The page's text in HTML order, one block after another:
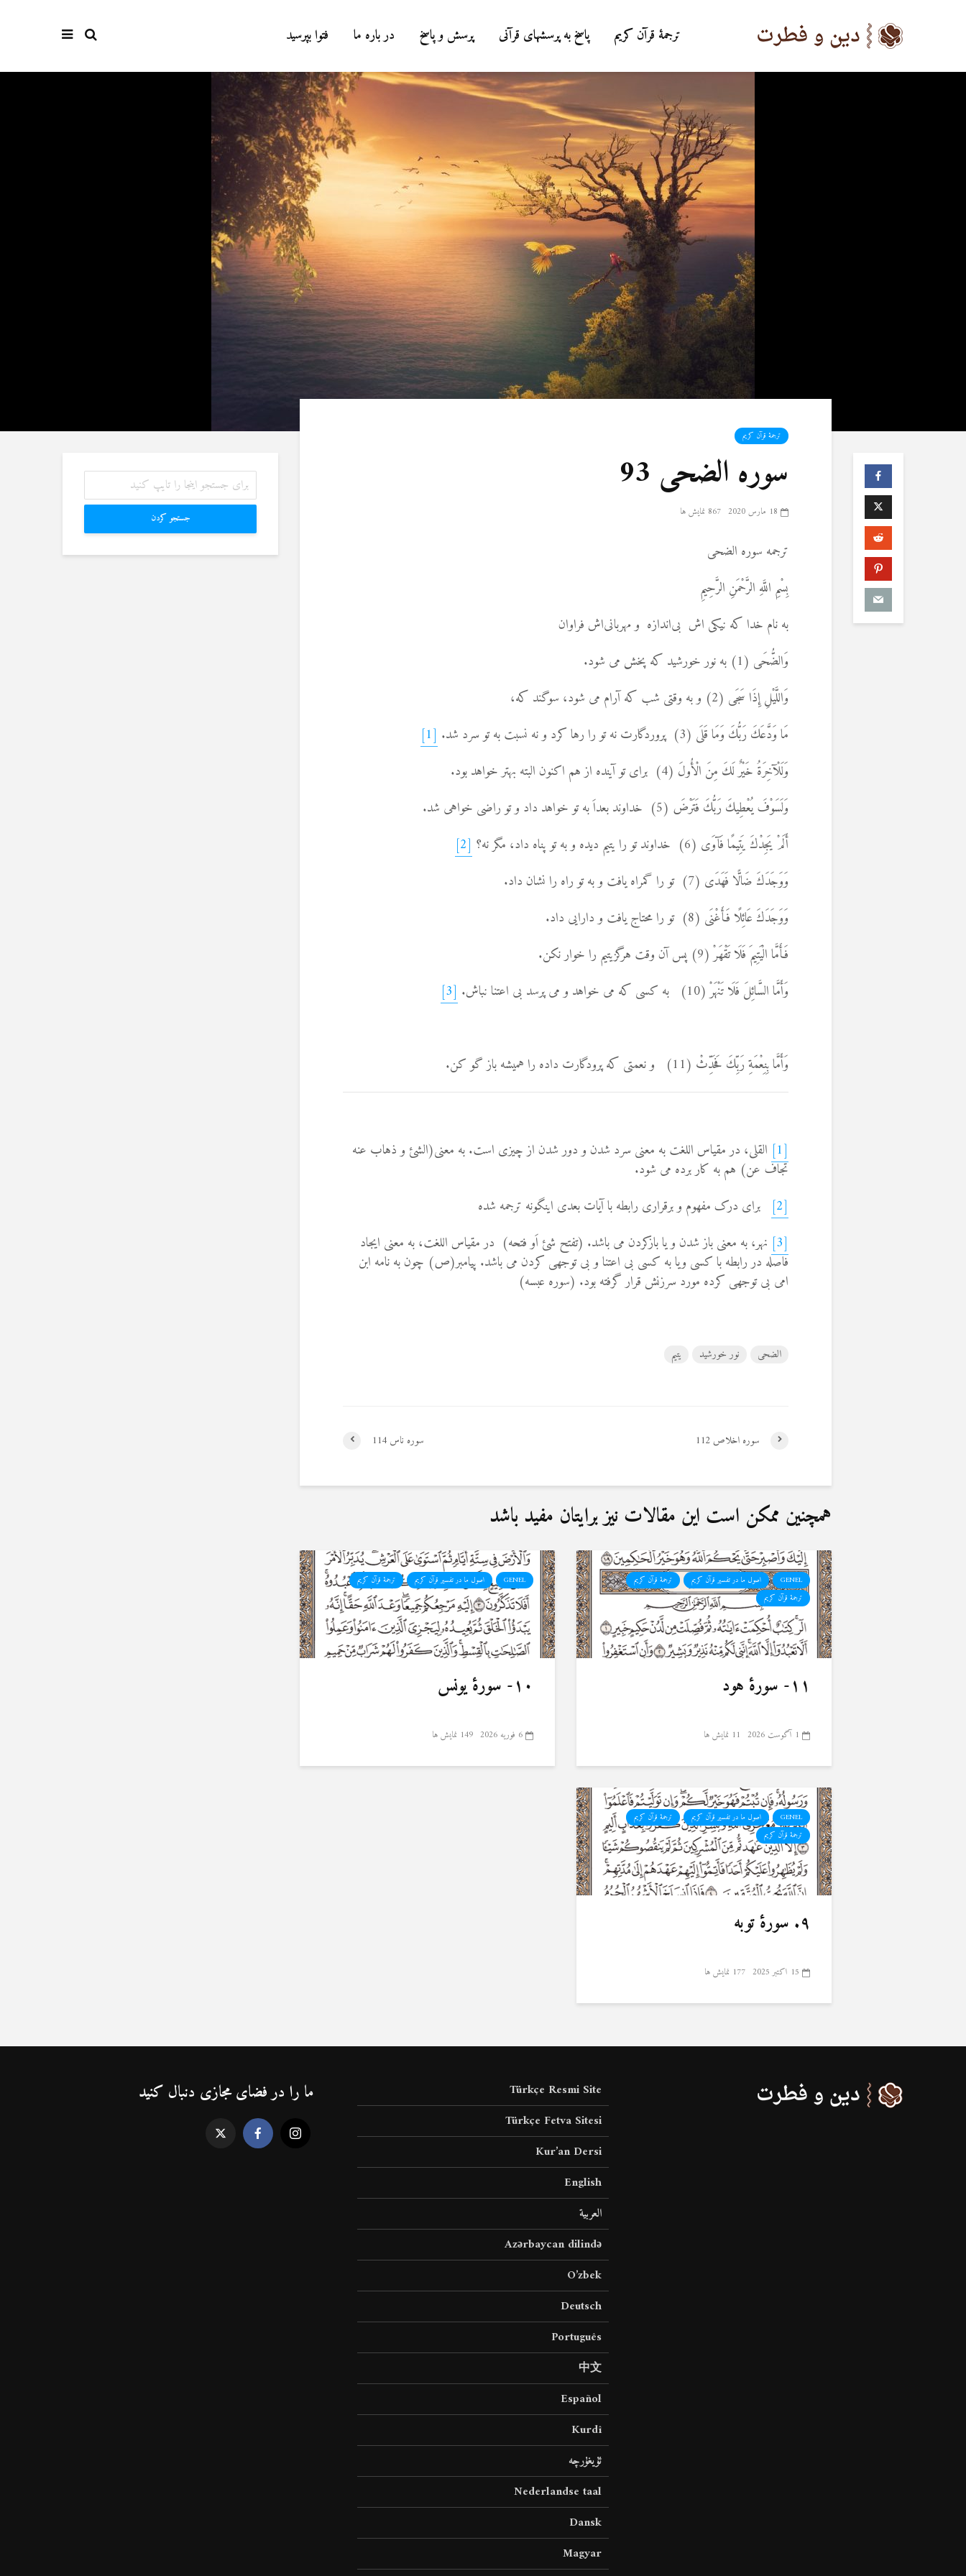
ترجمۀ قرآن کریم پاسخ به پرسشهای قرآنی پرسش و پاسخ در باره ما فتوا بپرسید
ترجمۀ قرآن کریم
سوره الضحی 93
18 مارس 2020 867 نمایش ها
ترجمه سوره الضحی
بِسْمِ اللَّهِ الرَّحْمَنِ الرَّحِيمِ
به نام خدا که نیکی اش بی‌اندازه و مهربانی‌اش فراوان
وَالضُّحَى (1) به نور خورشید که پخش می شود.
وَاللَّيْلِ إِذَا سَجَى (2) و به وقتی شب که آرام می شود، سوگند که،
مَا وَدَّعَكَ رَبُّكَ وَمَا قَلَى (3) پروردگارت نه تو را رها کرد و نه نسبت به تو سرد شد.
[1]
وَلَلْآخِرَةُ خَيْرٌ لَكَ مِنَ الْأُولَ (4) برای تو آینده از هم اکنون البته بهتر خواهد بود.
وَلَسَوْفَ يُعْطِيكَ رَبُّكَ فَتَرْضَ (5) خداوند بعداَ به تو خواهد داد و تو راضی خواهی شد.
أَلَمْ يَجِدْكَ يَتِيمًا فَآوَى (6) خداوند تو را یتیم دیده و به تو پناه داد، مگر نه؟
[2]
وَوَجَدَكَ ضَالًّا فَهَدَى (7) تو را گمراه یافت و به تو راه را نشان داد.
وَوَجَدَكَ عَائِلًا فَأَغْنَى (8) تو را محتاج یافت و دارایی داد.
فَأَمَّا الْيَتِيمَ فَلَا تَقْهَرْ (9) پس آن وقت هرگزیتیم را خوار نکن.
وَأَمَّا السَّائِلَ فَلَا تَنْهَرْ (10) به کسی که می خواهد و می پرسد بی اعتنا نباش.
[3]
وَأَمَّا بِنِعْمَةِ رَبِّكَ فَحَدِّثْ (11) و نعمتی که پرودگارت داده را همیشه باز گو کن.
[1]
القلی، در مقیاس اللغت به معنی سرد شدن و دور شدن از چیزی است. به معنی(الشئ و ذهاب عنه
تجاف عن) هم به کار برده می شود.
[2]
برای درک مفهوم و برقراری رابطه با آیات بعدی اینگونه ترجمه شده
[3]
نهر، به معنی باز شدن و یا بازکردن می باشد. (تفتح شئ اَو فتحه) در مقیاس اللغت، به معنی ایجاد
فاصله در رابطه با کسی ویا به کسی بی اعتنا و بی توجهی کردن می باشد. پیامبر(ص) چون به نامه ابن
امی بی توجهی کرده مورد سرزنش قرار گرفته بود. (سوره عبسه)
الضحی نور خورشید یتیم
سوره ناس 114 سوره اخلاص 112
همچنین ممکن است این مقالات نیز برایتان مفید باشد
GENEL اصول ما در تفسیر قرآن کریم
ترجمهٔ قرآن کریم
ترجمۀ قرآن کریم
۱۱- سورهٔ هود
1 آگوست 2026 11 نمایش ها
GENEL اصول ما در تفسیر قرآن کریم ترجمۀ قرآن کریم
۱۰- سورهٔ یونس
6 فوریه 2026 149 نمایش ها
GENEL اصول ما در تفسیر قرآن کریم
ترجمهٔ قرآن کریم
ترجمۀ قرآن کریم
۹. سورهٔ توبه
15 اکتبر 2025 177 نمایش ها
جستجو کردن
Türkçe Resmi Site
Türkçe Fetva Sitesi
Kur’an Dersi
English
العربية
Azərbaycan dilində
O’zbek
Deutsch
Português
中文
Español
Kurdî
ئۇيغۇرچە
Nederlandse taal
Dansk
Magyar
ما را در فضای مجازی دنبال کنید
درباره سنگ زدن به
شیطان و دویدن مردان
میان صفا و مروه
20 جولای 2026
شوهرم به سراغ زن دیگری
قصاص درباره او اجرا
4 جولای 2026
15 نمایش ها